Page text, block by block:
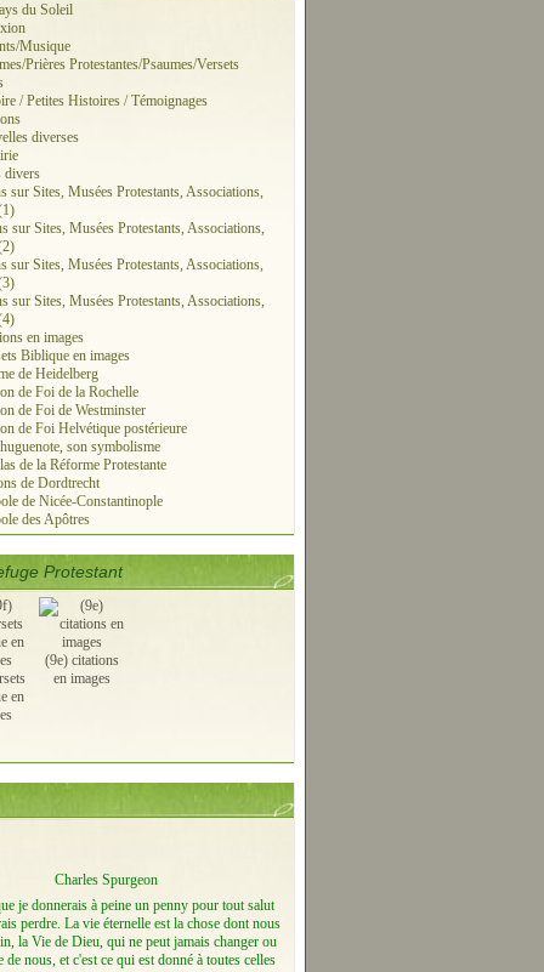
du Soleil
Musique
Prières Protestantes/Psaumes/Versets
/ Petites Histoires / Témoignages
diverses
divers
sur Sites, Musées Protestants, Associations,
sur Sites, Musées Protestants, Associations,
sur Sites, Musées Protestants, Associations,
sur Sites, Musées Protestants, Associations,
en images
Biblique en images
de Heidelberg
de Foi de la Rochelle
de Foi de Westminster
de Foi Helvétique postérieure
son symbolisme
de la Réforme Protestante
de Dordtrecht
de Nicée-Constantinople
des Apôtres
Protestant
en
(9e) citations
en images
Charles Spurgeon
je donnerais à peine un penny pour tout salut
perdre. La vie éternelle est la chose dont nous
la Vie de Dieu, qui ne peut jamais changer ou
de nous, et c'est ce qui est donné à toutes celles